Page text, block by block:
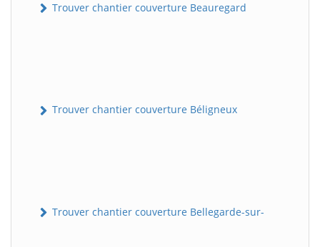
Trouver chantier couverture Beauregard
Trouver chantier couverture Béligneux
Trouver chantier couverture Bellegarde-sur-